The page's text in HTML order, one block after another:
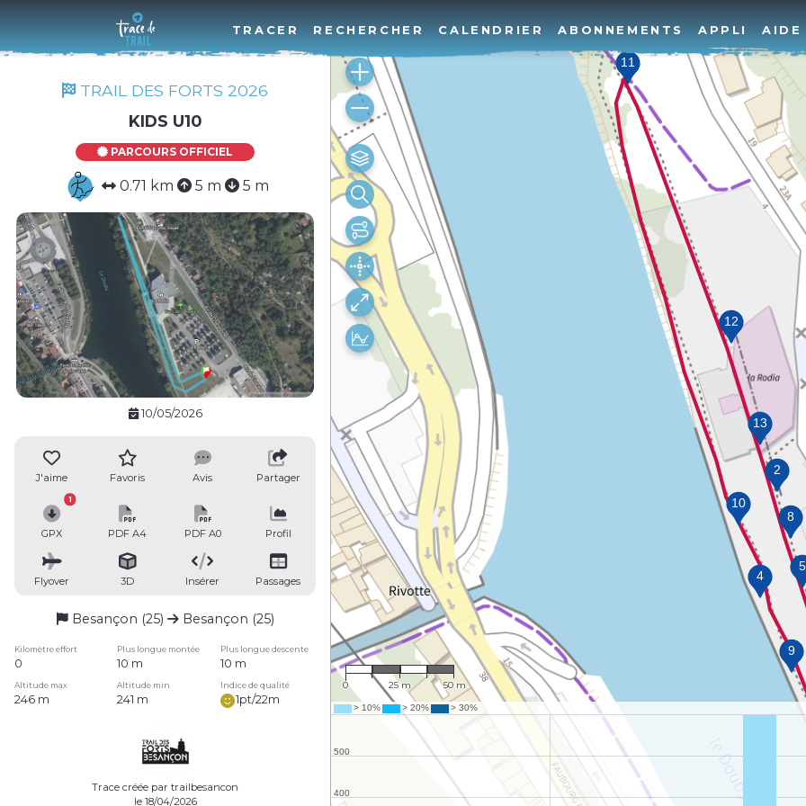
TRACER RECHERCHER CALENDRIER ABONNEMENTS APPLI AIDE
TRAIL DES FORTS 2026
KIDS U10
PARCOURS OFFICIEL
0.71 km 5 m 5 m
10/05/2026
J'aime Favoris Avis Partager
GPX
1
PDF A4 PDF A0 Profil
Flyover 3D Insérer Passages
Besançon (25) Besançon (25)
Kilomètre effort Plus longue montée Plus longue descente
0 10 m 10 m
Altitude max Altitude min Indice de qualité
246 m 241 m 1pt/22m
Trace créée par trailbesancon
le 18/04/2026
1 : 1,481
0 25 m 50 m